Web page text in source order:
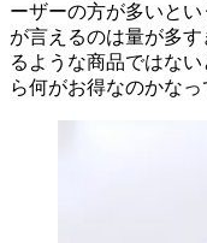
ーザーの方が多いと
が言えるのは量が多
るような商品ではな
ら何がお得なのかなっ